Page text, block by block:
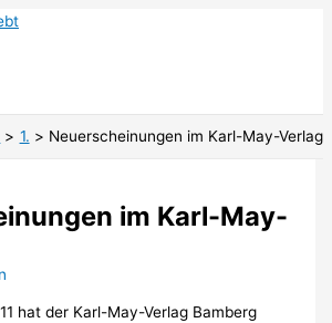
1. Neuerscheinungen im Karl-May-Verlag
im Karl-May-
hat der Karl-May-Verlag Bamberg